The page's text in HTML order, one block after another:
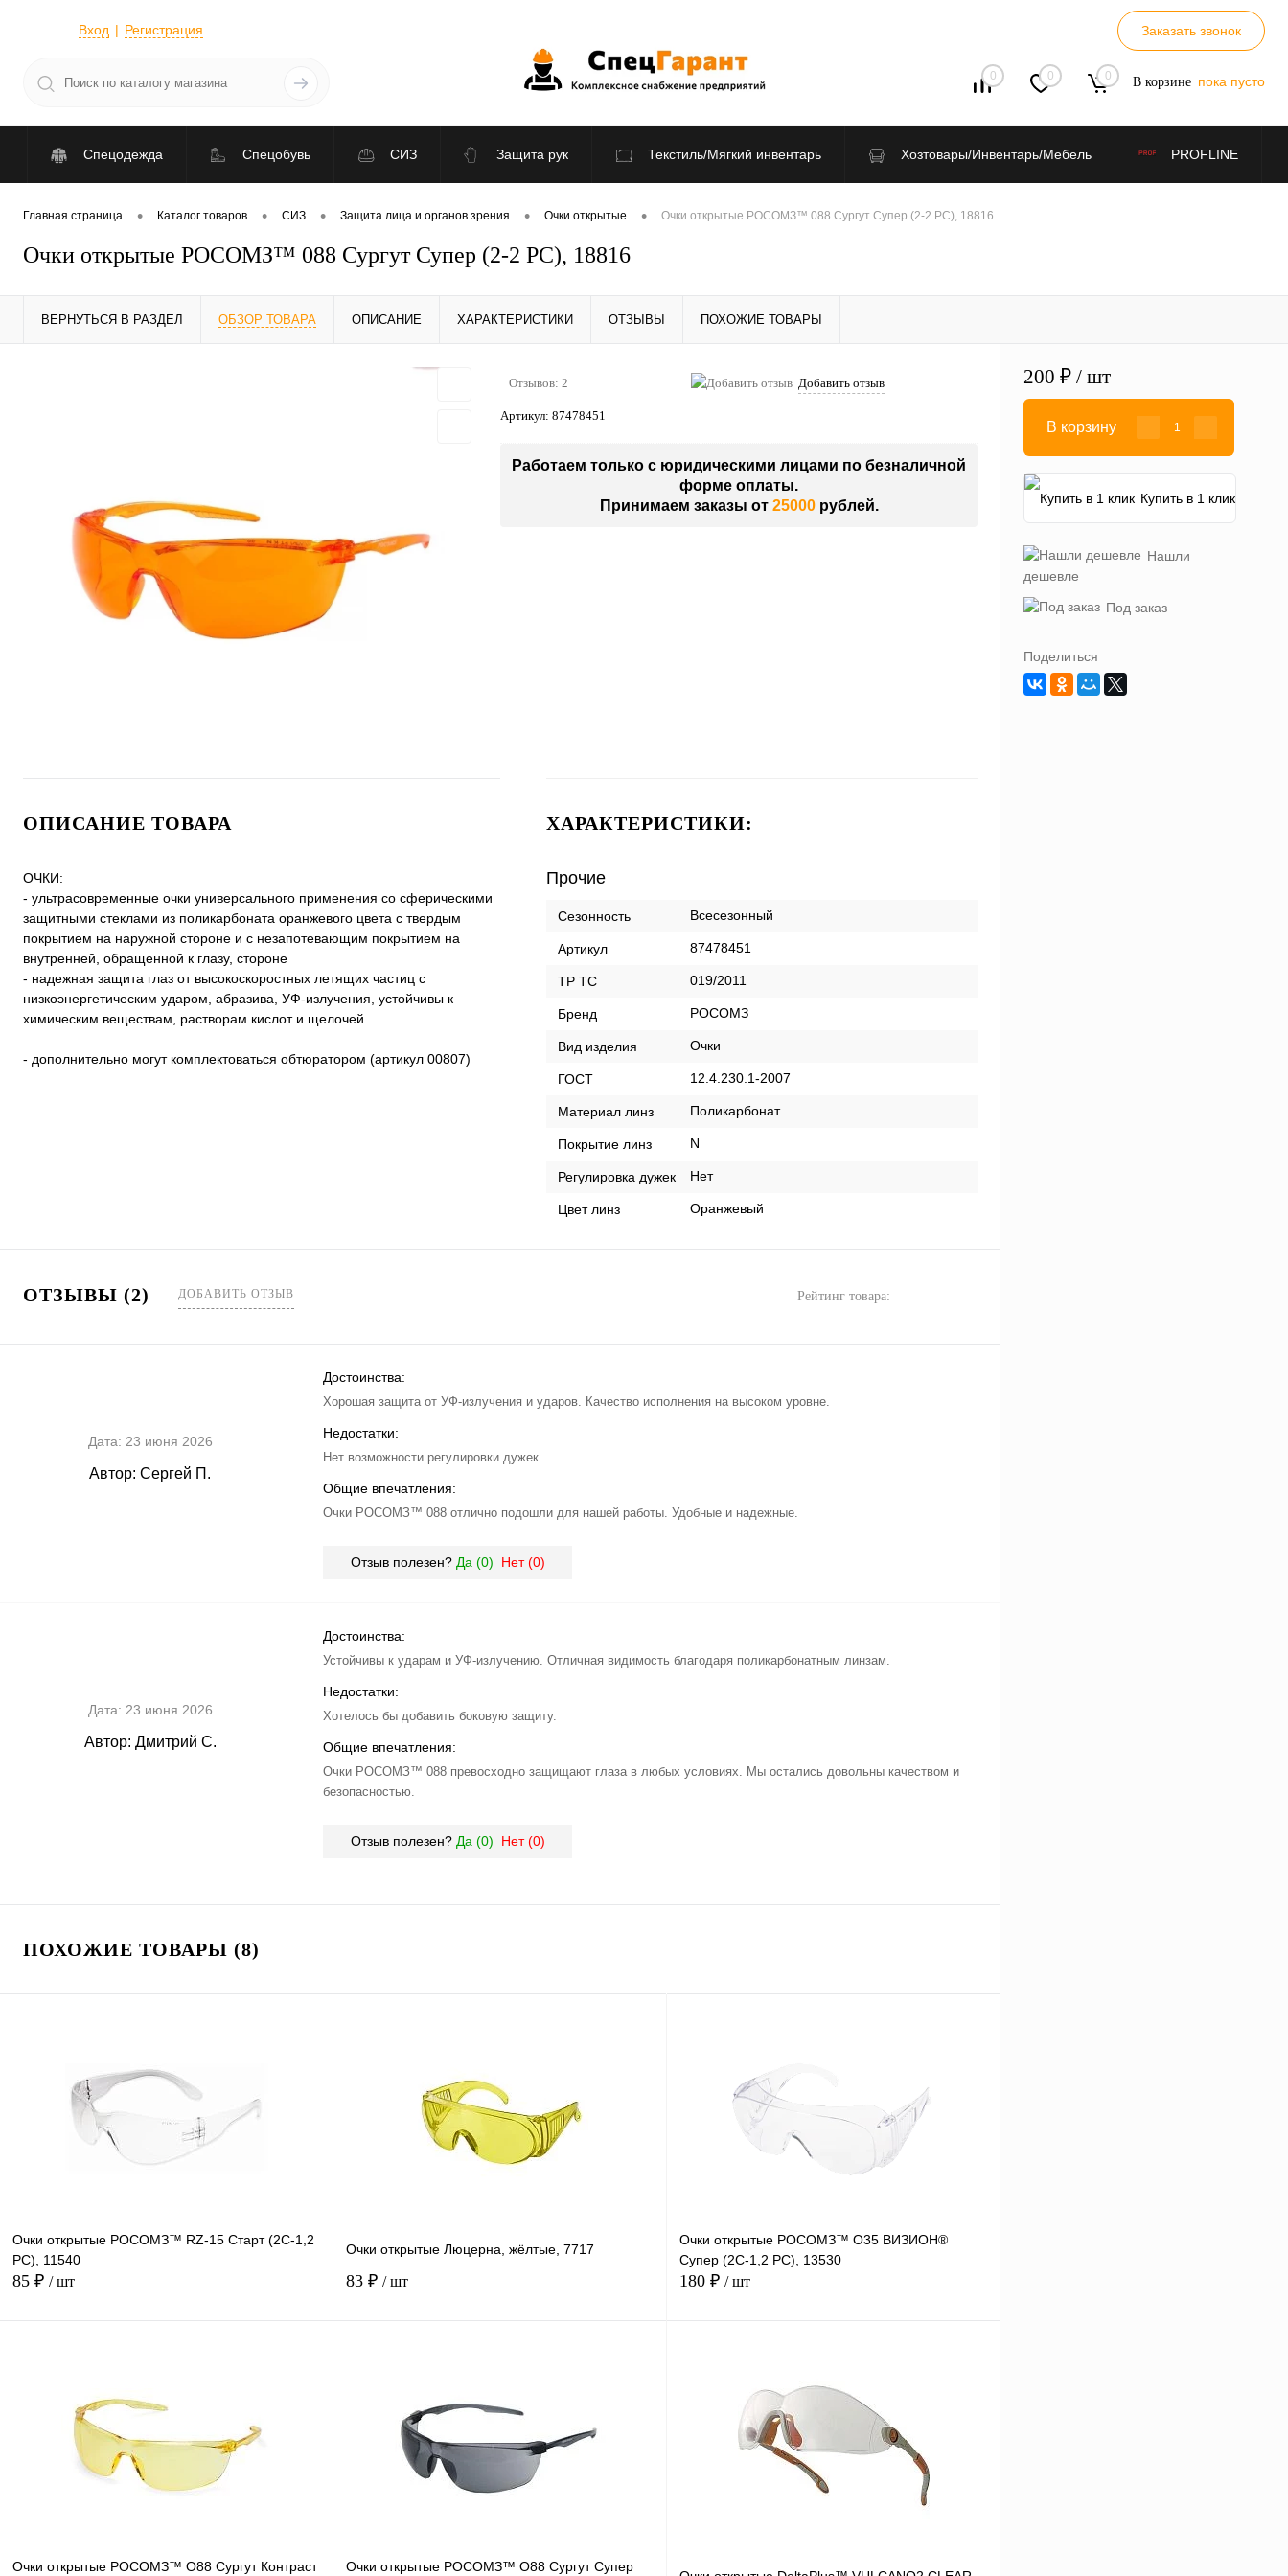
Вход Регистрация Заказать звонок
0 0 0 В корзине пока пусто
Спецодежда Спецобувь СИЗ Защита рук Текстиль/Мягкий инвентарь Хозтовары/Инвентарь/Мебель PROFLINE
По отраслям Распродажа
Главная страница • Каталог товаров • СИЗ • Защита лица и органов зрения • Очки открытые • Очки открытые РОСОМЗ™ 088 Сургут Супер (2-2 PС), 18816
Очки открытые РОСОМЗ™ 088 Сургут Супер (2-2 PС), 18816
ВЕРНУТЬСЯ В РАЗДЕЛ ОБЗОР ТОВАРА ОПИСАНИЕ ХАРАКТЕРИСТИКИ ОТЗЫВЫ ПОХОЖИЕ ТОВАРЫ
Отзывов: 2 Добавить отзыв
Артикул: 87478451
Работаем только с юридическими лицами по безналичной
форме оплаты.
Принимаем заказы от 25000рублей.
ОПИСАНИЕ ТОВАРА
ОЧКИ:
- ультрасовременные очки универсального применения со сферическими
защитными стеклами из поликарбоната оранжевого цвета с твердым
покрытием на наружной стороне и с незапотевающим покрытием на
внутренней, обращенной к глазу, стороне
- надежная защита глаз от высокоскоростных летящих частиц с
низкоэнергетическим ударом, абразива, УФ-излучения, устойчивы к
химическим веществам, растворам кислот и щелочей
- дополнительно могут комплектоваться обтюратором (артикул 00807)
ХАРАКТЕРИСТИКИ:
Прочие
Сезонность Всесезонный
Артикул 87478451
ТР ТС 019/2011
Бренд РОСОМЗ
Вид изделия Очки
ГОСТ 12.4.230.1-2007
Материал линз Поликарбонат
Покрытие линз N
Регулировка дужек Нет
Цвет линз Оранжевый
ОТЗЫВЫ (2) ДОБАВИТЬ ОТЗЫВ Рейтинг товара:
Дата: 23 июня 2026
Автор: Сергей П.
Достоинства:
Хорошая защита от УФ-излучения и ударов. Качество исполнения на высоком уровне.
Недостатки:
Нет возможности регулировки дужек.
Общие впечатления:
Очки РОСОМЗ™ 088 отлично подошли для нашей работы. Удобные и надежные.
Отзыв полезен? Да (0) Нет (0)
Дата: 23 июня 2026
Автор: Дмитрий С.
Достоинства:
Устойчивы к ударам и УФ-излучению. Отличная видимость благодаря поликарбонатным линзам.
Недостатки:
Хотелось бы добавить боковую защиту.
Общие впечатления:
Очки РОСОМЗ™ 088 превосходно защищают глаза в любых условиях. Мы остались довольны качеством и
безопасностью.
Отзыв полезен? Да (0) Нет (0)
ПОХОЖИЕ ТОВАРЫ (8)
Очки открытые РОСОМЗ™ RZ-15 Старт (2С-1,2
PС), 11540
85 ₽ / шт
Купить в
В избранное
Очки открытые Люцерна, жёлтые, 7717
83 ₽ / шт
Купить в
В избранное
наличии
Очки открытые РОСОМЗ™ О35 ВИЗИОН®
Супер (2С-1,2 PC), 13530
180 ₽ / шт
В избранное
Очки открытые РОСОМЗ™ О88 Сургут Контраст
Очки открытые РОСОМЗ™ О88 Сургут Супер
200 ₽ / шт
В корзину
Купить в 1 клик
Нашли
дешевле
Под заказ
Поделиться